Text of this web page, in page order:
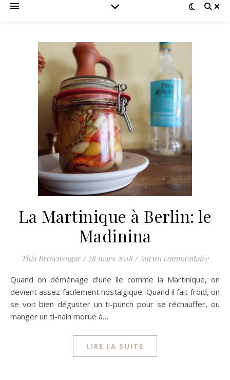
La Martinique à Berlin: le
Madinina
Thia Brownsugar / 28 mars 2018 /Aucun commentaire
Quand on déménage d’une île comme la Martinique, on
devient assez facilement nostalgique. Quand il fait froid, on
se voit bien déguster un ti-punch pour se réchauffer, ou
manger un ti-nain morue à…
LIRE LA SUITE